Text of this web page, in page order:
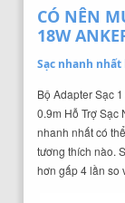
CÓ NÊN
18W
Sạc nhanh
Bộ Adapter Sạc
0.9m Hỗ Trợ Sạc
nhanh nhất có
tương thích nào.
hơn gấp 4 lần so